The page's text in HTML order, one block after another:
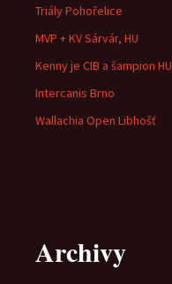
Triály Pohořelice
MVP + KV Sárvár, HU
Kenny je CIB a šampion HU
Intercanis Brno
Wallachia Open Libhošť
Archivy